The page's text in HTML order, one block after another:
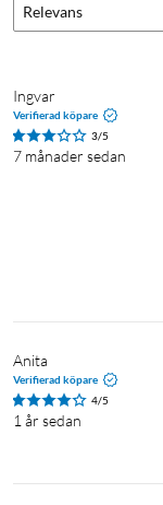
Relevans
Ingvar
Verifierad köpare
3/5
7 månader sedan
Anita
Verifierad köpare
4/5
1 år sedan